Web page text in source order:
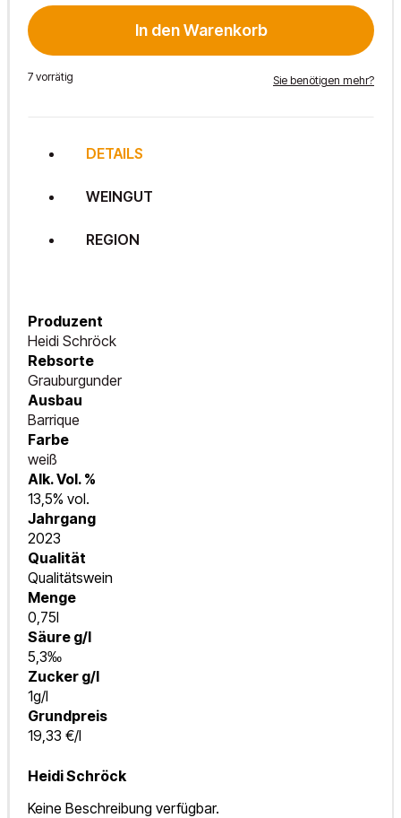
Menge
In den Warenkorb
7 vorrätig Sie benötigen mehr?
DETAILS
WEINGUT
REGION
Produzent
Heidi Schröck
Rebsorte
Grauburgunder
Ausbau
Barrique
Farbe
weiß
Alk. Vol. %
13,5% vol.
Jahrgang
2023
Qualität
Qualitätswein
Menge
0,75l
Säure g/l
5,3‰
Zucker g/l
1g/l
Grundpreis
19,33 €/l
Heidi Schröck
Keine Beschreibung verfügbar.